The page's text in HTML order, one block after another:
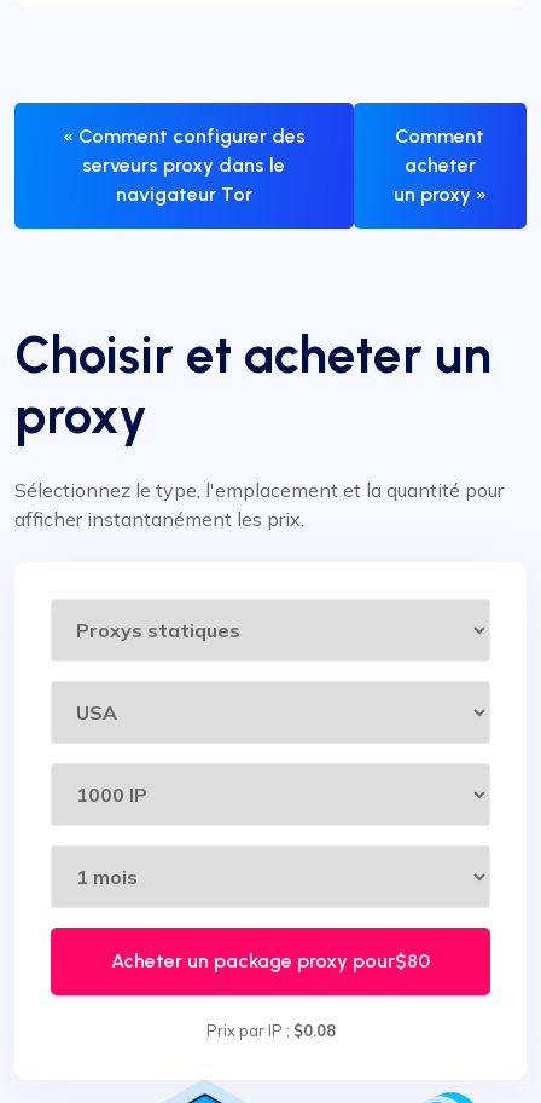
« Comment configurer des
serveurs proxy dans le
navigateur Tor
Comment
acheter
un proxy »
Choisir et acheter un
proxy
Sélectionnez le type, l'emplacement et la quantité pour
afficher instantanément les prix.
Acheter un package proxy pour$80
Prix par IP : $0.08